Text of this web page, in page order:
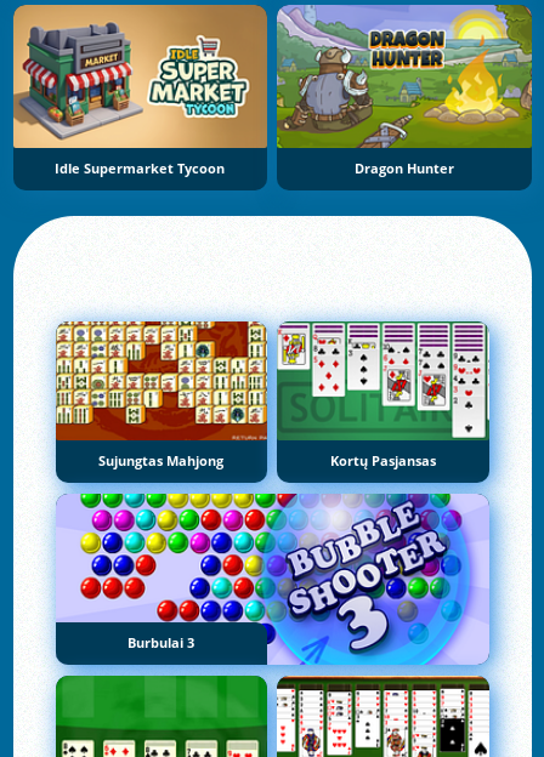
Idle Supermarket Tycoon Dragon Hunter
Sujungtas Mahjong Kortų Pasjansas
Burbulai 3